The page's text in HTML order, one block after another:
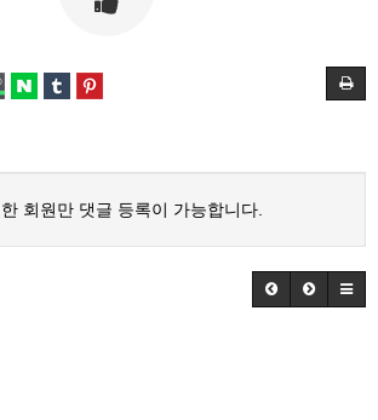
회원만 댓글 등록이 가능합니다.